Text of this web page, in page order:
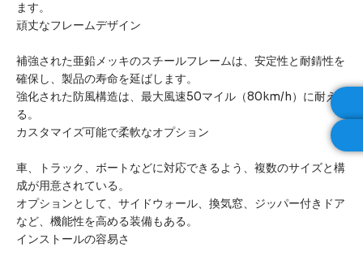
ます。
頑丈なフレームデザイン
補強された亜鉛メッキのスチールフレームは、安定性と耐錆性を
確保し、製品の寿命を延ばします。
強化された防風構造は、最大風速50マイル（80km/h）に耐え
る。
カスタマイズ可能で柔軟なオプション
車、トラック、ボートなどに対応できるよう、複数のサイズと構
成が用意されている。
オプションとして、サイドウォール、換気窓、ジッパー付きドア
など、機能性を高める装備もある。
インストールの容易さ